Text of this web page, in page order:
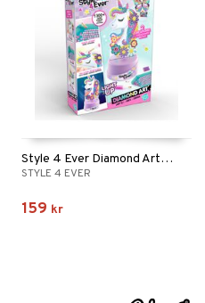
Style 4 Ever Diamond Art Lamp Set
STYLE 4 EVER
159 kr